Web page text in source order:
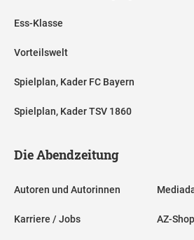
Ess-Klasse
Vorteilswelt
Spielplan, Kader FC Bayern
Spielplan, Kader TSV 1860
Die Abendzeitung
Autoren und Autorinnen
Karriere / Jobs AZ-Shop